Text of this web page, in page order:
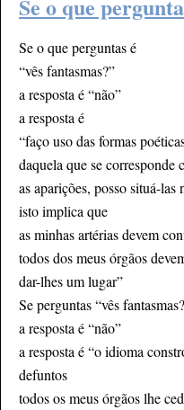
Se o que
Se o que perguntas é
“vês fantasmas?”
a resposta é “não”
a resposta é
“faço uso das formas
daquela que se
as aparições, posso situá-las
isto implica que
as minhas artérias devem
todos dos meus órgãos
dar-lhes um lugar”
Se perguntas “vês
a resposta é “não”
a resposta é “o idioma
defuntos
todos os meus órgãos lhe